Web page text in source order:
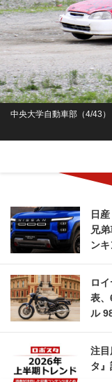
中央大学自動車部（4/43）
日
兄
ン
ロ
表
ル
注目
タ